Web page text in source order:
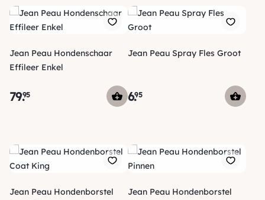
Jean Peau Hondenschaar
Effileer Enkel
79.95
Jean Peau Spray Fles Groot
6.95
Jean Peau Hondenborstel
Jean Peau Hondenborstel